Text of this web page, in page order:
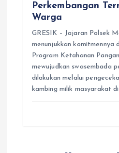
Perkembangan
Warga
GRESIK – Jajaran Polsek
menunjukkan komitmennya
Program Ketahanan
mewujudkan swasembada
dilakukan melalui
kambing milik masyarakat